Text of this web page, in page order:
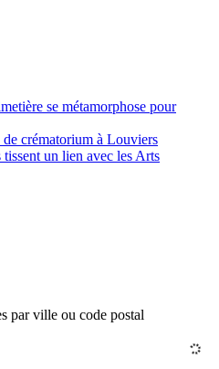
se métamorphose pour
crématorium à Louviers
un lien avec les Arts
par ville ou code postal